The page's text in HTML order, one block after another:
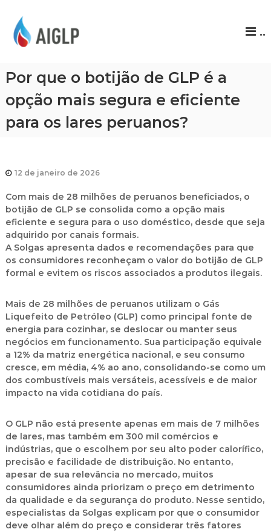
P
..
Por que o botijão de GLP é a
opção mais segura e eficiente
para os lares peruanos?
12 de janeiro de 2026
Com mais de 28 milhões de peruanos beneficiados, o
botijão de GLP se consolida como a opção mais
eficiente e segura para o uso doméstico, desde que seja
adquirido por canais formais.
A Solgas apresenta dados e recomendações para que
os consumidores reconheçam o valor do botijão de GLP
formal e evitem os riscos associados a produtos ilegais.
Mais de 28 milhões de peruanos utilizam o Gás
Liquefeito de Petróleo (GLP) como principal fonte de
energia para cozinhar, se deslocar ou manter seus
negócios em funcionamento. Sua participação equivale
a 12% da matriz energética nacional, e seu consumo
cresce, em média, 4% ao ano, consolidando-se como um
dos combustíveis mais versáteis, acessíveis e de maior
impacto na vida cotidiana do país.
O GLP não está presente apenas em mais de 7 milhões
de lares, mas também em 300 mil comércios e
indústrias, que o escolhem por seu alto poder calorífico,
precisão e facilidade de distribuição. No entanto,
apesar de sua relevância no mercado, muitos
consumidores ainda priorizam o preço em detrimento
da qualidade e da segurança do produto. Nesse sentido,
especialistas da Solgas explicam por que o consumidor
deve olhar além do preço e considerar três fatores